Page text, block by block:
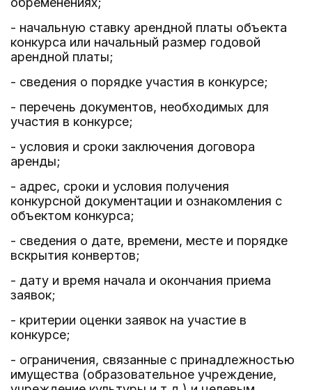
- начальную ставку арендной платы объекта
конкурса или начальный размер годовой
арендной платы;
- сведения о порядке участия в конкурсе;
- перечень документов, необходимых для
участия в конкурсе;
- условия и сроки заключения договора
аренды;
- адрес, сроки и условия получения
конкурсной документации и ознакомления с
объектом конкурса;
- сведения о дате, времени, месте и порядке
вскрытия конвертов;
- дату и время начала и окончания приема
заявок;
- критерии оценки заявок на участие в
конкурсе;
- ограничения, связанные с принадлежностью
имущества (образовательное учреждение,